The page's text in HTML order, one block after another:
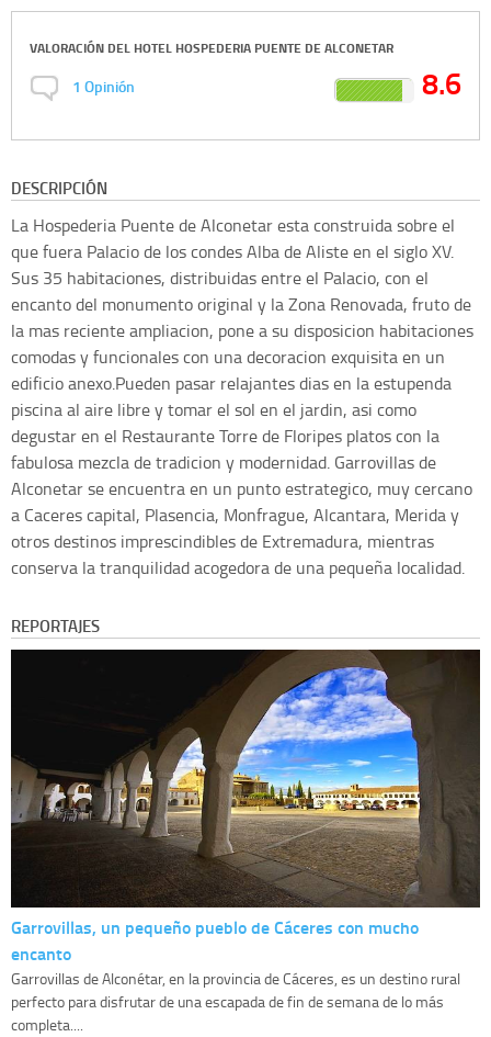
VALORACIÓN DEL HOTEL HOSPEDERIA PUENTE DE ALCONETAR
1 Opinión 8.6
DESCRIPCIÓN
La Hospederia Puente de Alconetar esta construida sobre el
que fuera Palacio de los condes Alba de Aliste en el siglo XV.
Sus 35 habitaciones, distribuidas entre el Palacio, con el
encanto del monumento original y la Zona Renovada, fruto de
la mas reciente ampliacion, pone a su disposicion habitaciones
comodas y funcionales con una decoracion exquisita en un
edificio anexo.Pueden pasar relajantes dias en la estupenda
piscina al aire libre y tomar el sol en el jardin, asi como
degustar en el Restaurante Torre de Floripes platos con la
fabulosa mezcla de tradicion y modernidad. Garrovillas de
Alconetar se encuentra en un punto estrategico, muy cercano
a Caceres capital, Plasencia, Monfrague, Alcantara, Merida y
otros destinos imprescindibles de Extremadura, mientras
conserva la tranquilidad acogedora de una pequeña localidad.
REPORTAJES
Garrovillas, un pequeño pueblo de Cáceres con mucho
encanto
Garrovillas de Alconétar, en la provincia de Cáceres, es un destino rural
perfecto para disfrutar de una escapada de fin de semana de lo más
completa....